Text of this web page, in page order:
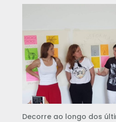
Decorre ao longo dos